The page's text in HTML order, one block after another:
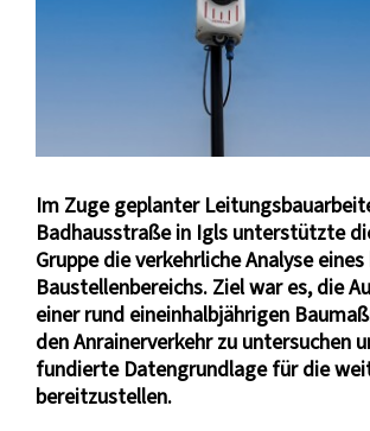
Im Zuge geplanter
Badhausstraße in Igls unterstützte
Gruppe die verkehrliche Analyse
Baustellenbereichs. Ziel war es, die
einer rund eineinhalbjährigen
den Anrainerverkehr zu untersuchen
fundierte Datengrundlage für die
bereitzustellen.